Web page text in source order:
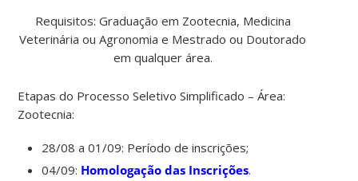
Requisitos: Graduação em Zootecnia, Medicina
Veterinária ou Agronomia e Mestrado ou Doutorado
em qualquer área.
Etapas do Processo Seletivo Simplificado – Área:
Zootecnia:
28/08 a 01/09: Período de inscrições;
04/09: Homologação das Inscrições.